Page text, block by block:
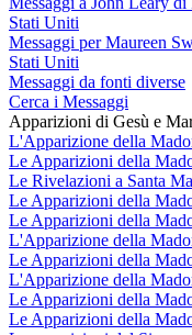
Stati Uniti
Messaggi per Maureen
Stati Uniti
Messaggi da fonti diverse
Cerca i Messaggi
Apparizioni di Gesù e
L'Apparizione della
Le Apparizioni della
Le Rivelazioni a Santa
Le Apparizioni della
Le Apparizioni della
L'Apparizione della
Le Apparizioni della
L'Apparizione della
Le Apparizioni della
Le Apparizioni della